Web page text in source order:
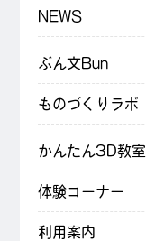
NEWS
ぶん文Bun
ものづくりラボ
かんたん3D教室
体験コーナー
利用案内